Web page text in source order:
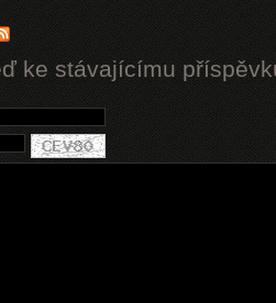
ke stávajícímu